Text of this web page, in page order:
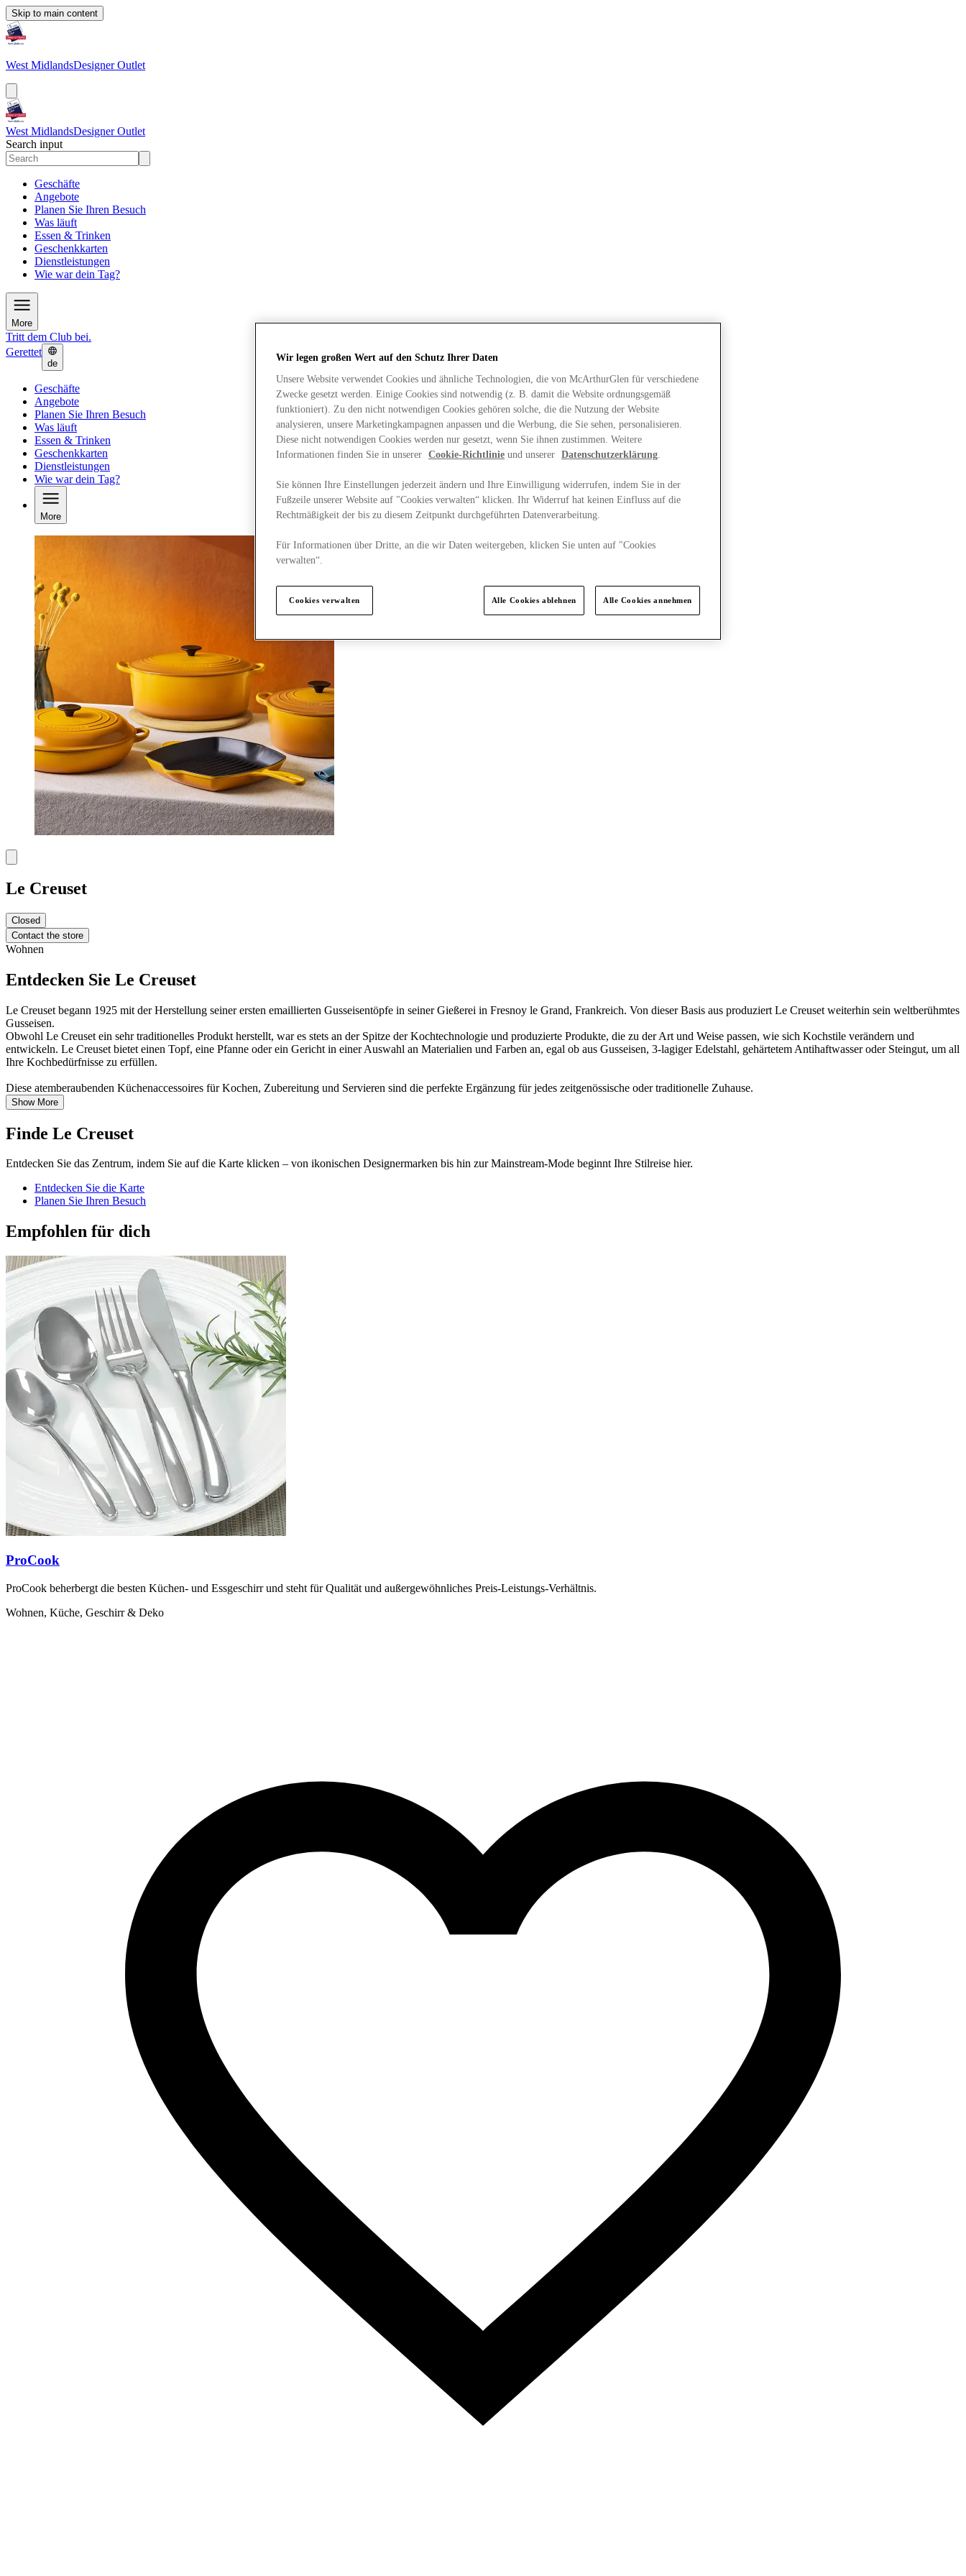
Skip to main content
West MidlandsDesigner Outlet
West MidlandsDesigner Outlet
Search input
Geschäfte
Angebote
Planen Sie Ihren Besuch
Was läuft
Essen & Trinken
Geschenkkarten
Dienstleistungen
Wie war dein Tag?
More
Tritt dem Club bei.
Gerettet
de
Geschäfte
Angebote
Planen Sie Ihren Besuch
Was läuft
Essen & Trinken
Geschenkkarten
Dienstleistungen
Wie war dein Tag?
More
Le Creuset
Closed
Contact the store
Wohnen
Entdecken Sie Le Creuset
Le Creuset begann 1925 mit der Herstellung seiner ersten emaillierten Gusseisentöpfe in seiner Gießerei in Fresnoy le Grand, Frankreich. Von dieser Basis aus produziert Le Creuset weiterhin sein weltberühmtes
Gusseisen.
Obwohl Le Creuset ein sehr traditionelles Produkt herstellt, war es stets an der Spitze der Kochtechnologie und produzierte Produkte, die zu der Art und Weise passen, wie sich Kochstile verändern und
entwickeln. Le Creuset bietet einen Topf, eine Pfanne oder ein Gericht in einer Auswahl an Materialien und Farben an, egal ob aus Gusseisen, 3-lagiger Edelstahl, gehärtetem Antihaftwasser oder Steingut, um all
Ihre Kochbedürfnisse zu erfüllen.
Diese atemberaubenden Küchenaccessoires für Kochen, Zubereitung und Servieren sind die perfekte Ergänzung für jedes zeitgenössische oder traditionelle Zuhause.
Show More
Finde Le Creuset
Entdecken Sie das Zentrum, indem Sie auf die Karte klicken – von ikonischen Designermarken bis hin zur Mainstream-Mode beginnt Ihre Stilreise hier.
Entdecken Sie die Karte
Planen Sie Ihren Besuch
Empfohlen für dich
ProCook
ProCook beherbergt die besten Küchen- und Essgeschirr und steht für Qualität und außergewöhnliches Preis-Leistungs-Verhältnis.
Wohnen, Küche, Geschirr & Deko
Wir legen großen Wert auf den Schutz Ihrer Daten
Unsere Website verwendet Cookies und ähnliche Technologien, die von McArthurGlen für verschiedene
Zwecke gesetzt werden. Einige Cookies sind notwendig (z. B. damit die Website ordnungsgemäß
funktioniert). Zu den nicht notwendigen Cookies gehören solche, die die Nutzung der Website
analysieren, unsere Marketingkampagnen anpassen und die Werbung, die Sie sehen, personalisieren.
Diese nicht notwendigen Cookies werden nur gesetzt, wenn Sie ihnen zustimmen. Weitere
Informationen finden Sie in unserer Cookie-Richtlinie und unserer Datenschutzerklärung.
Sie können Ihre Einstellungen jederzeit ändern und Ihre Einwilligung widerrufen, indem Sie in der
Fußzeile unserer Website auf "Cookies verwalten“ klicken. Ihr Widerruf hat keinen Einfluss auf die
Rechtmäßigkeit der bis zu diesem Zeitpunkt durchgeführten Datenverarbeitung.
Für Informationen über Dritte, an die wir Daten weitergeben, klicken Sie unten auf "Cookies
verwalten“.
Cookies verwalten Alle Cookies ablehnen Alle Cookies annehmen